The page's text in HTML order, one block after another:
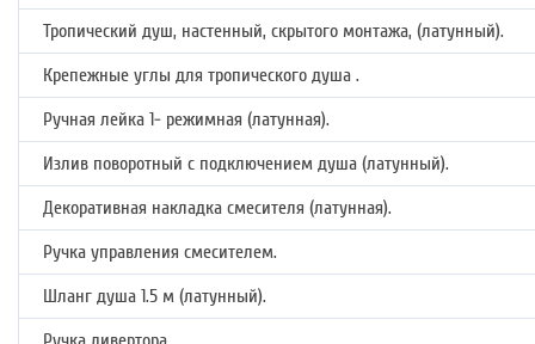
Тропический душ, настенный, скрытого монтажа, (латунный).
Крепежные углы для тропического душа .
Ручная лейка 1- режимная (латунная).
Излив поворотный с подключением душа (латунный).
Декоративная накладка смесителя (латунная).
Ручка управления смесителем.
Шланг душа 1.5 м (латунный).